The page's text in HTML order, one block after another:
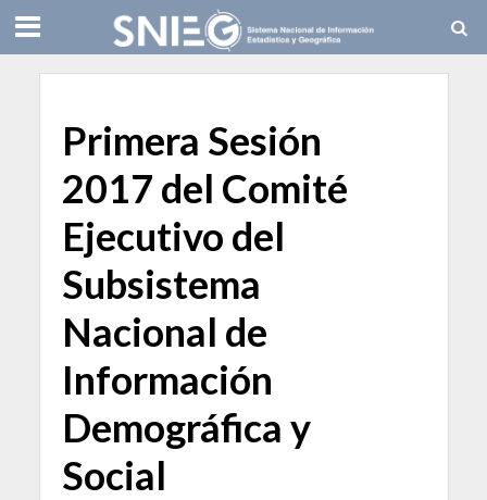
Primera Sesión
2017 del Comité
Ejecutivo del
Subsistema
Nacional de
Información
Demográfica y
Social